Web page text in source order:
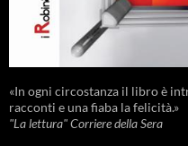
«In ogni circostanza il libro è
racconti e una fiaba la felicità.»
"La lettura" Corriere della Sera